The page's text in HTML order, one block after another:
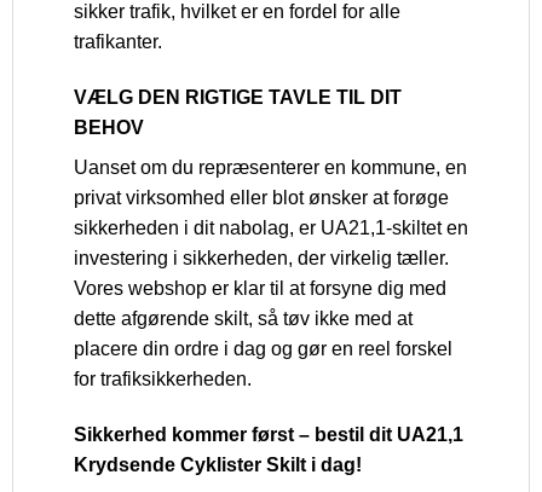
sikker trafik, hvilket er en fordel for alle
trafikanter.
VÆLG DEN RIGTIGE TAVLE TIL DIT
BEHOV
Uanset om du repræsenterer en kommune, en
privat virksomhed eller blot ønsker at forøge
sikkerheden i dit nabolag, er UA21,1-skiltet en
investering i sikkerheden, der virkelig tæller.
Vores webshop er klar til at forsyne dig med
dette afgørende skilt, så tøv ikke med at
placere din ordre i dag og gør en reel forskel
for trafiksikkerheden.
Sikkerhed kommer først – bestil dit UA21,1
Krydsende Cyklister Skilt i dag!